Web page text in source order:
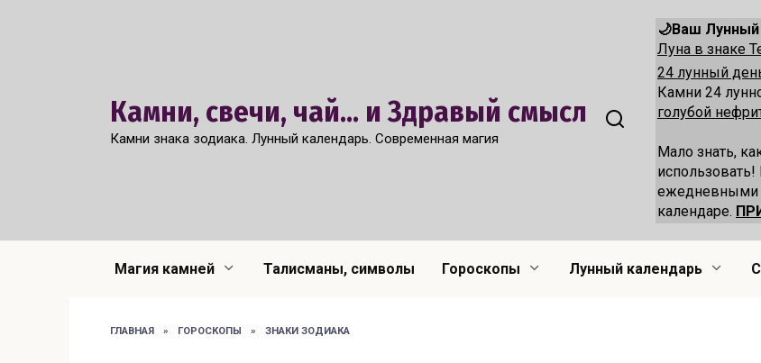
Камни, свечи, чай... и Здравый смысл
Камни знака зодиака. Лунный календарь. Современная магия
🌙Ваш
Луна в знаке
24 лунный
Камни 24
голубой
Мало знать,
ежедневными
календаре.
Магия камней Талисманы, символы Гороскопы Лунный календарь
ГЛАВНАЯ » ГОРОСКОПЫ » ЗНАКИ ЗОДИАКА